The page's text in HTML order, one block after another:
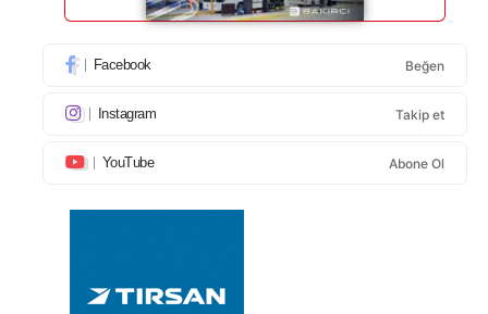
Facebook Beğen
Instagram Takip et
YouTube Abone Ol